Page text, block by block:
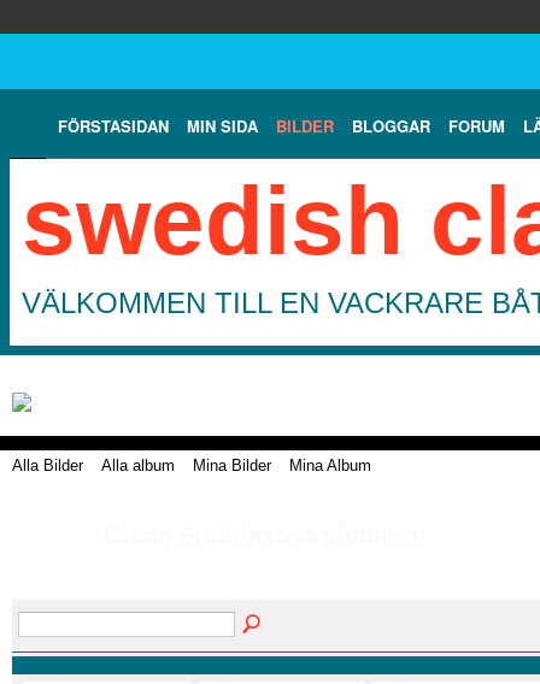
FÖRSTASIDAN MIN SIDA BILDER BLOGGAR FORUM
swedish
VÄLKOMMEN TILL EN VACKRARE
Alla Bilder Alla album Mina Bilder Mina Album